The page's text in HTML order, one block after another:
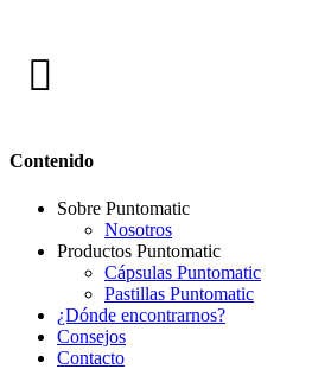
Contenido
Sobre Puntomatic
Nosotros
Productos Puntomatic
Cápsulas Puntomatic
Pastillas Puntomatic
¿Dónde encontrarnos?
Consejos
Contacto